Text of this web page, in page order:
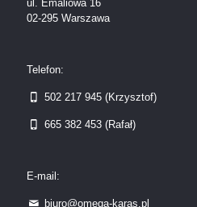
ul. Emaliowa 16
02-295 Warszawa
Telefon:
502 217 945 (Krzysztof)
665 382 453 (Rafał)
E-mail:
biuro@omega-karas.pl